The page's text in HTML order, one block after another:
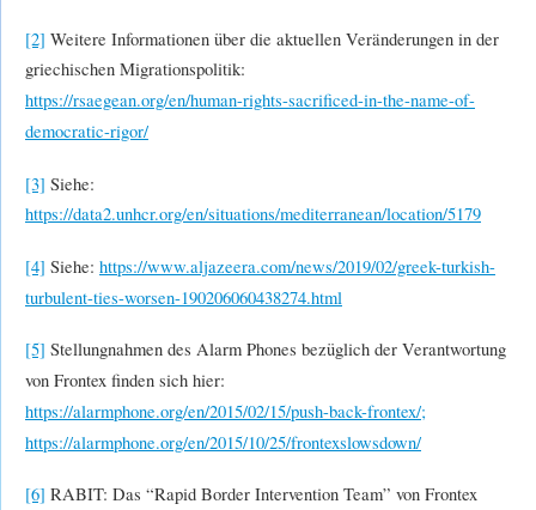
[2] Weitere Informationen über die aktuellen Veränderungen in der
griechischen Migrationspolitik:
https://rsaegean.org/en/human-rights-sacrificed-in-the-name-of-
democratic-rigor/
[3] Siehe:
https://data2.unhcr.org/en/situations/mediterranean/location/5179
[4] Siehe: https://www.aljazeera.com/news/2019/02/greek-turkish-
turbulent-ties-worsen-190206060438274.html
[5] Stellungnahmen des Alarm Phones bezüglich der Verantwortung
von Frontex finden sich hier:
https://alarmphone.org/en/2015/02/15/push-back-frontex/;
https://alarmphone.org/en/2015/10/25/frontexslowsdown/
[6] RABIT: Das “Rapid Border Intervention Team” von Frontex